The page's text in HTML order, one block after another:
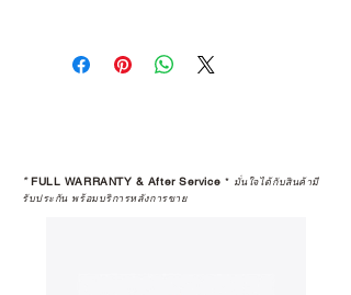
คุณตัดสินใจซื้อ แต่รวมไปถึง
“ประสบการณ์หลังการใช้งาน” ใน
STUDIO และร้านตัวแทนจำหน่ายที่
ได้รับการแต่งตั้งอย่างเป็นทางการ จะ
*FULL WARRANTY & After Service * มั่นใจได้กับสินค้ามี
รับประกัน พร้อมบริการหลังการขาย